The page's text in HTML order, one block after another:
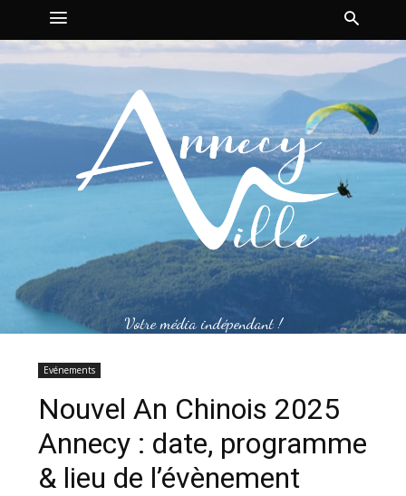
Votre média indépendant !
Evénements
Nouvel An Chinois 2025
Annecy : date, programme
& lieu de l’évènement